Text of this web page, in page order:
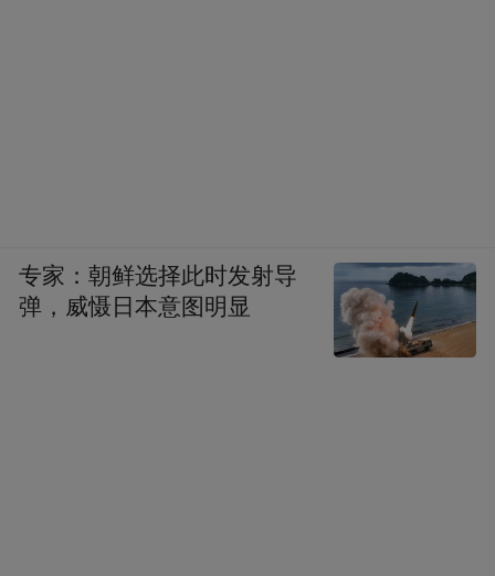
专家：朝鲜选择此时发射导
弹，威慑日本意图明显